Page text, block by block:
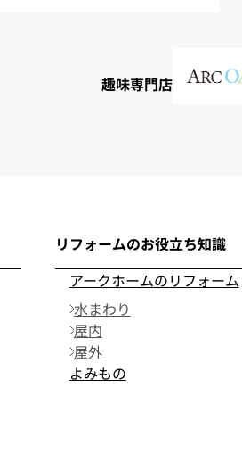
趣味専門店
リフォームのお役立ち知識
アークホームのリフォーム
水まわり
屋内
屋外
よみもの